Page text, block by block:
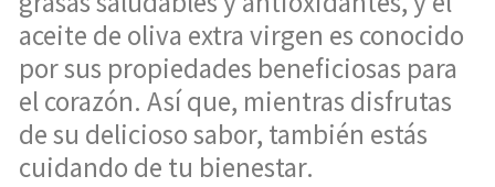
aceite de oliva extra virgen es conocido
por sus propiedades beneficiosas para
el corazón. Así que, mientras disfrutas
de su delicioso sabor, también estás
cuidando de tu bienestar.